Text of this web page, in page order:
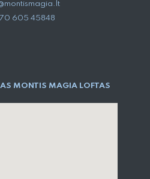
605 45848
MONTIS MAGIA LOFTAS